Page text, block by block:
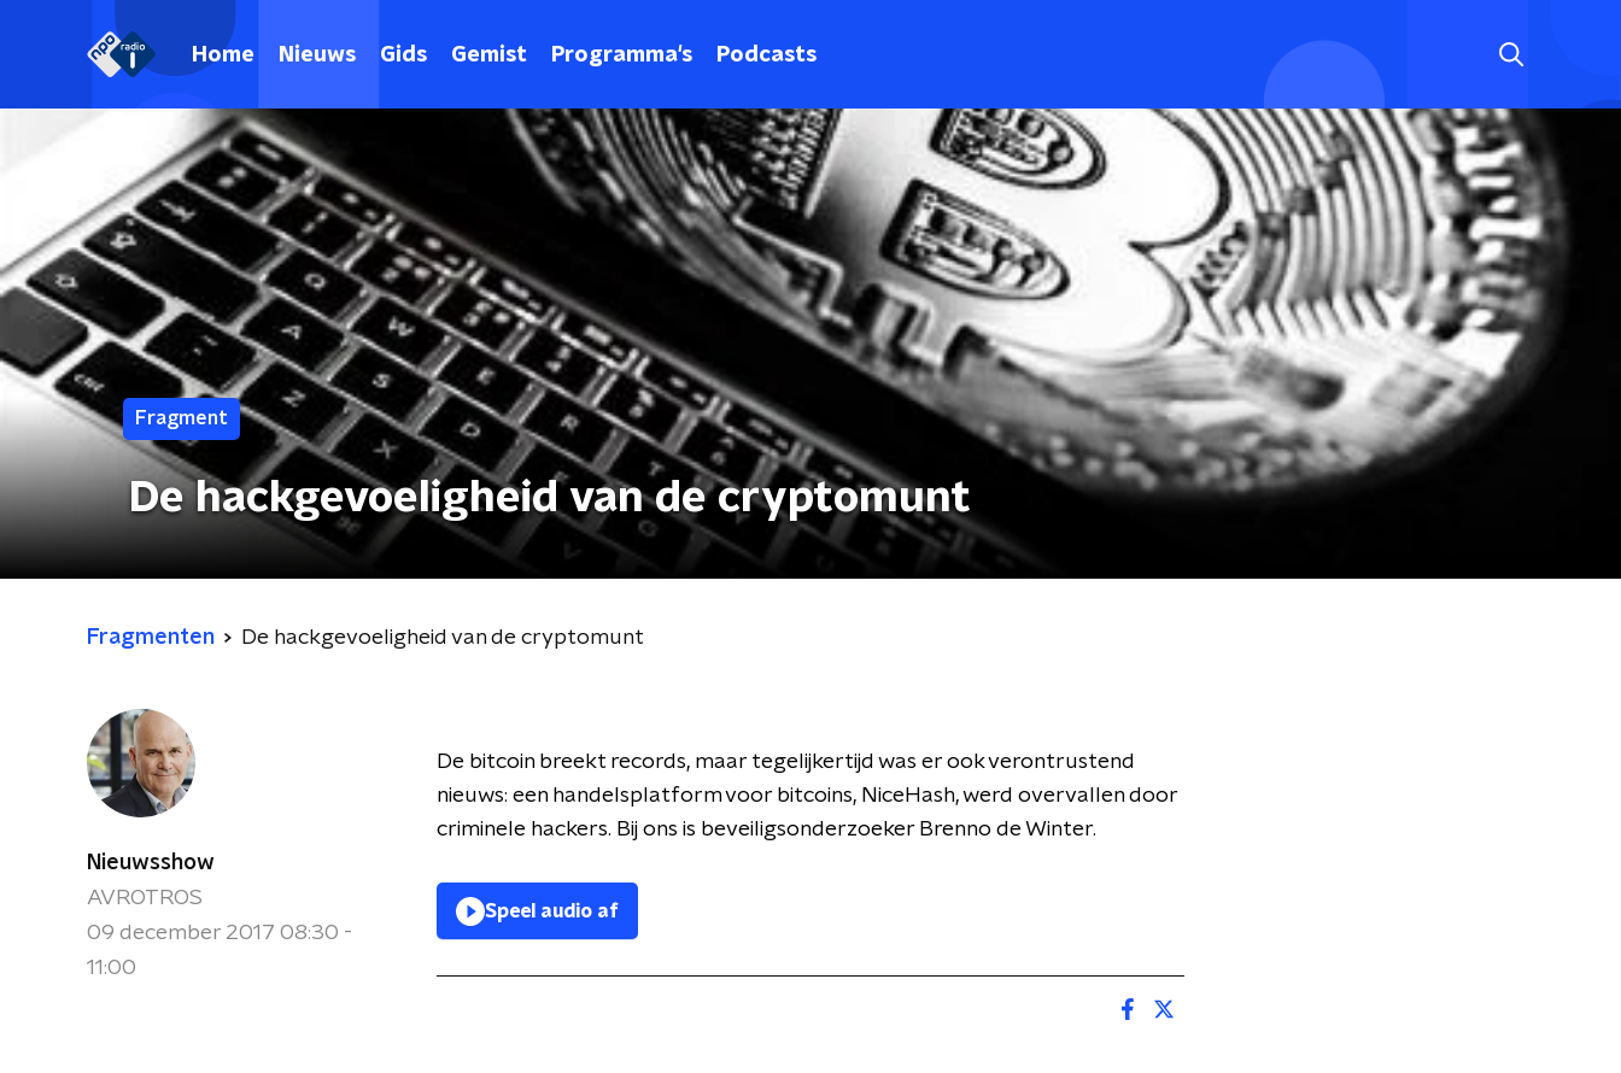
Home Nieuws Gids Gemist Programma's Podcasts
Fragment
De hackgevoeligheid van de cryptomunt
Fragmenten De hackgevoeligheid van de cryptomunt
Nieuwsshow
AVROTROS
09 december 2017 08:30 -
11:00
De bitcoin breekt records, maar tegelijkertijd was er ook verontrustend
nieuws: een handelsplatform voor bitcoins, NiceHash, werd overvallen door
criminele hackers. Bij ons is beveiligsonderzoeker Brenno de Winter.
Speel audio af